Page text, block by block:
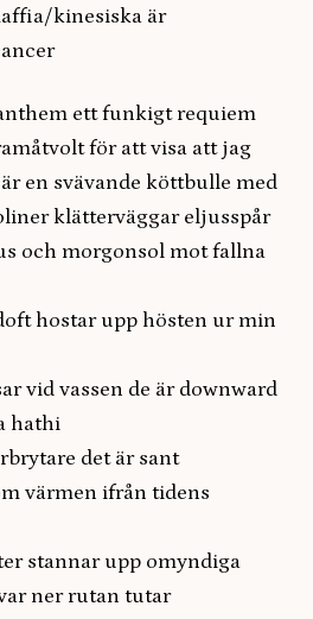
kinesiska är
ett funkigt requiem
för att visa att jag
en svävande köttbulle med
klätterväggar eljusspår
och morgonsol mot fallna
hostar upp hösten ur min
vid vassen de är downward
hathi
det är sant
värmen ifrån tidens
stannar upp omyndiga
ner rutan tutar